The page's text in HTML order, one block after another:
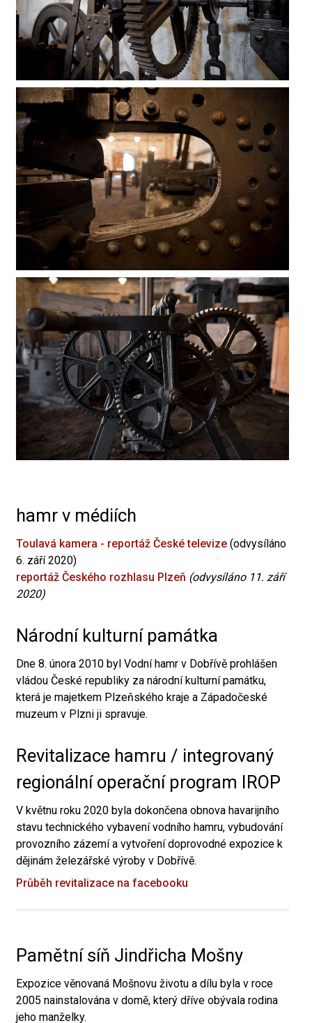
hamr v médiích
Toulavá kamera - reportáž České televize (odvysíláno
6. září 2020)
reportáž Českého rozhlasu Plzeň (odvysíláno 11. září
2020)
Národní kulturní památka
Dne 8. února 2010 byl Vodní hamr v Dobřívě prohlášen
vládou České republiky za národní kulturní památku,
která je majetkem Plzeňského kraje a Západočeské
muzeum v Plzni ji spravuje.
Revitalizace hamru / integrovaný
regionální operační program IROP
V květnu roku 2020 byla dokončena obnova havarijního
stavu technického vybavení vodního hamru, vybudování
provozního zázemí a vytvoření doprovodné expozice k
dějinám železářské výroby v Dobřívě.
Průběh revitalizace na facebooku
Pamětní síň Jindřicha Mošny
Expozice věnovaná Mošnovu životu a dílu byla v roce
2005 nainstalována v domě, který dříve obývala rodina
jeho manželky.